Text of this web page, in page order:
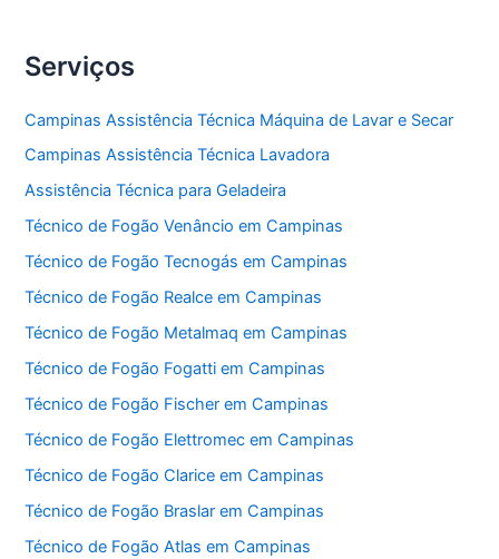
Serviços
Campinas Assistência Técnica Máquina de Lavar e Secar
Campinas Assistência Técnica Lavadora
Assistência Técnica para Geladeira
Técnico de Fogão Venâncio em Campinas
Técnico de Fogão Tecnogás em Campinas
Técnico de Fogão Realce em Campinas
Técnico de Fogão Metalmaq em Campinas
Técnico de Fogão Fogatti em Campinas
Técnico de Fogão Fischer em Campinas
Técnico de Fogão Elettromec em Campinas
Técnico de Fogão Clarice em Campinas
Técnico de Fogão Braslar em Campinas
Técnico de Fogão Atlas em Campinas